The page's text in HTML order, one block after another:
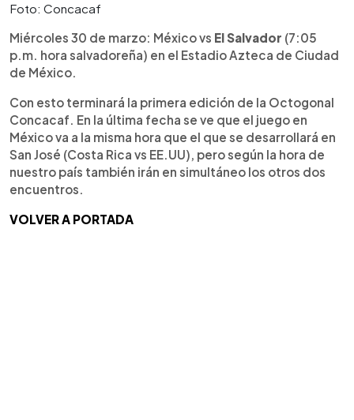
Foto: Concacaf
Miércoles 30 de marzo: México vs El Salvador (7:05
p.m. hora salvadoreña) en el Estadio Azteca de Ciudad
de México.
Con esto terminará la primera edición de la Octogonal
Concacaf. En la última fecha se ve que el juego en
México va a la misma hora que el que se desarrollará en
San José (Costa Rica vs EE.UU), pero según la hora de
nuestro país también irán en simultáneo los otros dos
encuentros.
VOLVER A PORTADA